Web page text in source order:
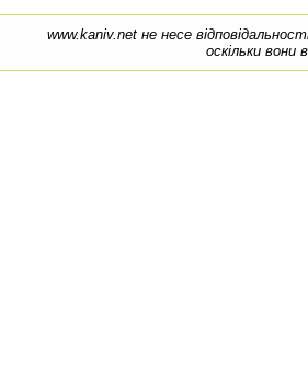
www.kaniv.net не несе
оскільки вони